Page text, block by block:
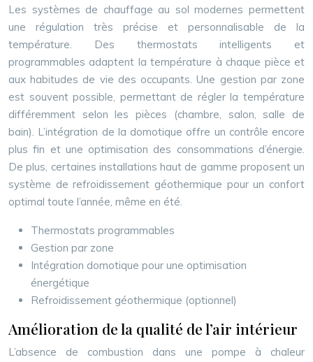
Les systèmes de chauffage au sol modernes permettent
une régulation très précise et personnalisable de la
température. Des thermostats intelligents et
programmables adaptent la température à chaque pièce et
aux habitudes de vie des occupants. Une gestion par zone
est souvent possible, permettant de régler la température
différemment selon les pièces (chambre, salon, salle de
bain). L’intégration de la domotique offre un contrôle encore
plus fin et une optimisation des consommations d’énergie.
De plus, certaines installations haut de gamme proposent un
système de refroidissement géothermique pour un confort
optimal toute l’année, même en été.
Thermostats programmables
Gestion par zone
Intégration domotique pour une optimisation
énergétique
Refroidissement géothermique (optionnel)
Amélioration de la qualité de l’air intérieur
L’absence de combustion dans une pompe à chaleur